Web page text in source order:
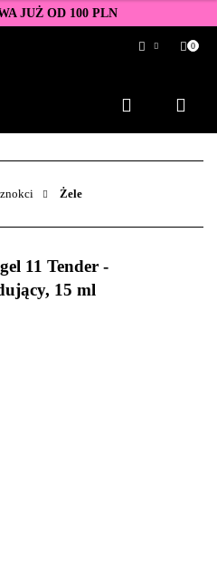
JUŻ OD 100 PLN
Zarejestruj się
Dodaj zgłoszenie
Zgody cookies
0
Żele
11 Tender -
15 ml